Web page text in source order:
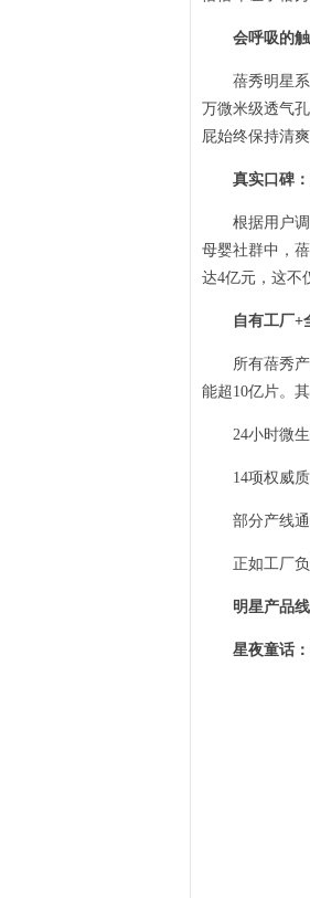
会呼吸的
蓓秀明星系
万微米级透气
屁始终保持清爽
真实口碑
根据用户调研
母婴社群中，
达4亿元，这不
自有工厂+
所有蓓秀产
能超10亿片。
24小时微生
14项权威质
部分产线通
正如工厂负
明星产品线
星夜童话：